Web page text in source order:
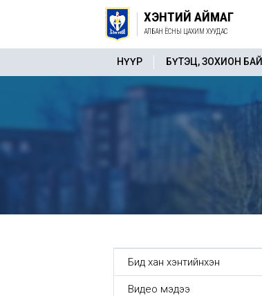
ХЭНТИЙ АЙМАГ
АЛБАН ЁСНЫ ЦАХИМ ХУУДАС
НҮҮР БҮТЭЦ, ЗОХИОН
Бид хан хэнтийнхэн
Видео мэдээ